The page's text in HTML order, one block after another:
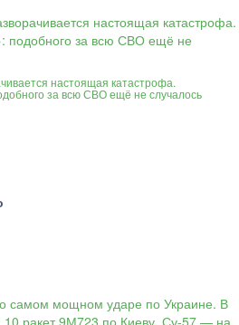
настоящая катастрофа.
за всю СВО ещё не случалось